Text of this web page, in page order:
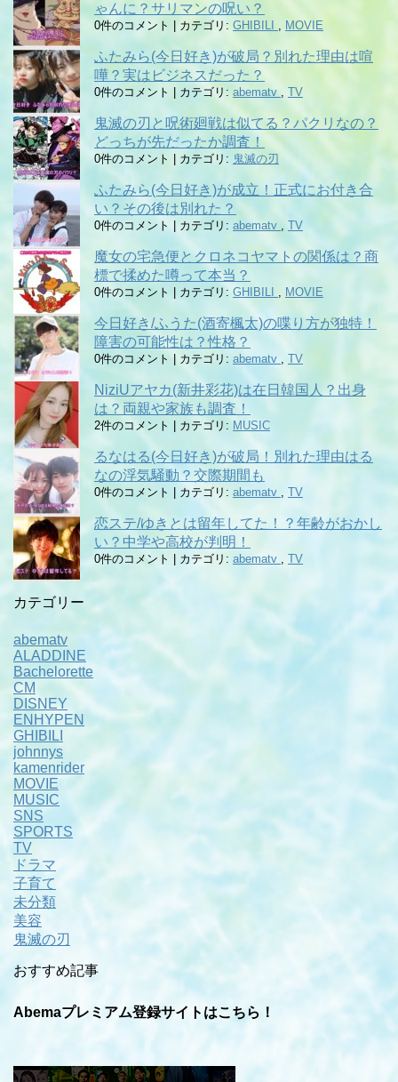
ゃんに？サリマンの呪い？
0件のコメント カテゴリ: GHIBILI , MOVIE
ふたみら(今日好き)が破局？別れた理由は喧
嘩？実はビジネスだった？
0件のコメント カテゴリ: abematv , TV
鬼滅の刃と呪術廻戦は似てる？パクリなの？
どっちが先だったか調査！
0件のコメント カテゴリ: 鬼滅の刃
ふたみら(今日好き)が成立！正式にお付き合
い？その後は別れた？
0件のコメント カテゴリ: abematv , TV
魔女の宅急便とクロネコヤマトの関係は？商
標で揉めた噂って本当？
0件のコメント カテゴリ: GHIBILI , MOVIE
今日好き/ふうた(酒寄楓太)の喋り方が独特！
障害の可能性は？性格？
0件のコメント カテゴリ: abematv , TV
NiziUアヤカ(新井彩花)は在日韓国人？出身
は？両親や家族も調査！
2件のコメント カテゴリ: MUSIC
るなはる(今日好き)が破局！別れた理由はる
なの浮気騒動？交際期間も
0件のコメント カテゴリ: abematv , TV
恋ステ/ゆきとは留年してた！？年齢がおかし
い？中学や高校が判明！
0件のコメント カテゴリ: abematv , TV
カテゴリー
abematv
ALADDINE
Bachelorette
CM
DISNEY
ENHYPEN
GHIBILI
johnnys
kamenrider
MOVIE
MUSIC
SNS
SPORTS
TV
ドラマ
子育て
未分類
美容
鬼滅の刃
おすすめ記事
Abemaプレミアム登録サイトはこちら！